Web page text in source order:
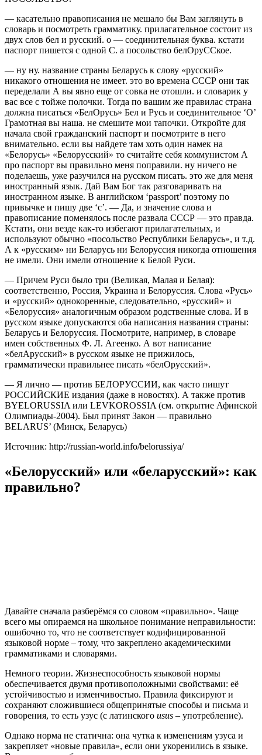
— касательно правописания не мешало бы Вам заглянуть в
словарь и посмотреть грамматику. прилагательное состоит из
двух слов бел и русский. о — соединительная буква. кстати
паспорт пишется с одной С. а посольство белОруССкое.
— ну ну. название страны Беларусь к слову «русский»
никакого отношения не имеет. это во времена СССР они так
переделали А вы явно еще от совка не отошли. и словарик у
вас все с тойже полочки. Тогда по вашим же правилас страна
должна писаться «БелОрусь» Бел и Русь и соединительное ‘О’
Грамотная вы наша. не смешите мои тапочки. Откройте для
начала свой гражданский паспорт и посмотрите в него
внимательно. если вы найдете там хоть один намек на
«Белорусь» «Белорусский» то считайте себя коммунистом А
про паспорт вы правильно меня поправили. ну ничего не
поделаешь, уже разучился на русском писать. это же для меня
иностранный язык. Дай Вам Бог так разговаривать на
иностранном языке. В английском ‘passport’ поэтому по
привычке и пишу две ‘c’. — Да, и значение слова и
правописание поменялось после развала СССР — это правда.
Кстати, они везде как-то избегают прилагательных, и
используют обычно «посольство Республики Беларусь», и т.д.
А к «русским» ни Беларусь ни Белоруссия никогда отношения
не имели. Они имели отношение к Белой Руси.
— Причем Руси было три (Великая, Малая и Белая):
соответственно, Россия, Украина и Белоруссия. Слова «Русь»
и «русский» однокоренные, следовательно, «русский» и
«Белоруссия» аналогичным образом родственные слова. И в
русском языке допускаются оба написания названия страны:
Беларусь и Белоруссия. Посмотрите, например, в словаре
имен собственных Ф. Л. Агеенко. А вот написание
«белАрусский» в русском языке не прижилось,
грамматически правильнее писать «белОрусский».
— Я лично — против БЕЛОРУССИИ, как часто пишут
РОССИЙСКИЕ издания (даже в новостях). А также против
BYELORUSSIA или LEVKOROSSIA (см. открытие Афинской
Олимпиады-2004). Был принят Закон — правильно
BELARUS’ (Минск, Беларусь)
Источник: http://russian-world.info/belorussiya/
«Белорусский» или «беларусский»: как
правильно?
Давайте сначала разберёмся со словом «правильно». Чаще
всего мы опираемся на школьное понимание неправильности:
ошибочно то, что не соответствует кодифицированной
языковой норме – тому, что закреплено академическими
грамматиками и словарями.
Немного теории. Жизнеспособность языковой нормы
обеспечивается двумя противоположными свойствами: её
устойчивостью и изменчивостью. Правила фиксируют и
сохраняют сложившиеся общепринятые способы и письма и
говорения, то есть узус (с латинского usus – употребление).
Однако норма не статична: она чутка к изменениям узуса и
закрепляет «новые правила», если они укоренились в языке.